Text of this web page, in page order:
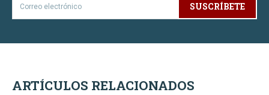
SUSCRÍBETE
ARTÍCULOS RELACIONADOS